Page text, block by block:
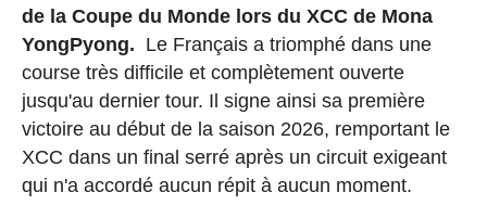
de la Coupe du Monde lors du XCC de Mona
YongPyong. Le Français a triomphé dans une
course très difficile et complètement ouverte
jusqu'au dernier tour. Il signe ainsi sa première
victoire au début de la saison 2026, remportant le
XCC dans un final serré après un circuit exigeant
qui n'a accordé aucun répit à aucun moment.